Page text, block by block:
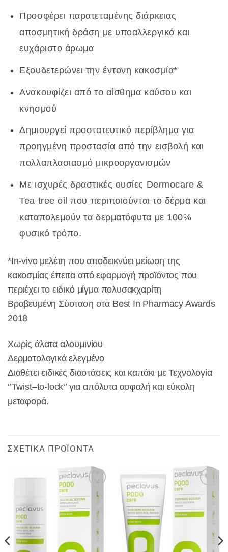
Προσφέρει παρατεταμένης διάρκειας
αποσμητική δράση με υποαλλεργικό και
ευχάριστο άρωμα
Εξουδετερώνει την έντονη κακοσμία*
Ανακουφίζει από το αίσθημα καύσου και
κνησμού
Δημιουργεί προστατευτικό περίβλημα για
προηγμένη προστασία από την εισβολή και
πολλαπλασιασμό μικροοργανισμών
Με ισχυρές δραστικές ουσίες Dermocare &
Tea tree oil που περιποιούνται το δέρμα και
καταπολεμούν τα δερματόφυτα με 100%
φυσικό τρόπο.
*In-vivo μελέτη που αποδεικνύει μείωση της
κακοσμίας έπειτα από εφαρμογή προϊόντος που
περιέχει το ειδικό μίγμα πολυσακχαρίτη
Βραβευμένη Σύσταση στα Best In Pharmacy Awards
2018
Χωρίς άλατα αλουμινίου
Δερματολογικά ελεγμένο
Διαθέτει ειδικές διαστάσεις και καπάκι με Τεχνολογία
‘’Twist–to-lock‘’ για απόλυτα ασφαλή και εύκολη
μεταφορά.
ΣΧΕΤΙΚΆ ΠΡΟΪΌΝΤΑ
Add to
wishlist
Add to
wishlist